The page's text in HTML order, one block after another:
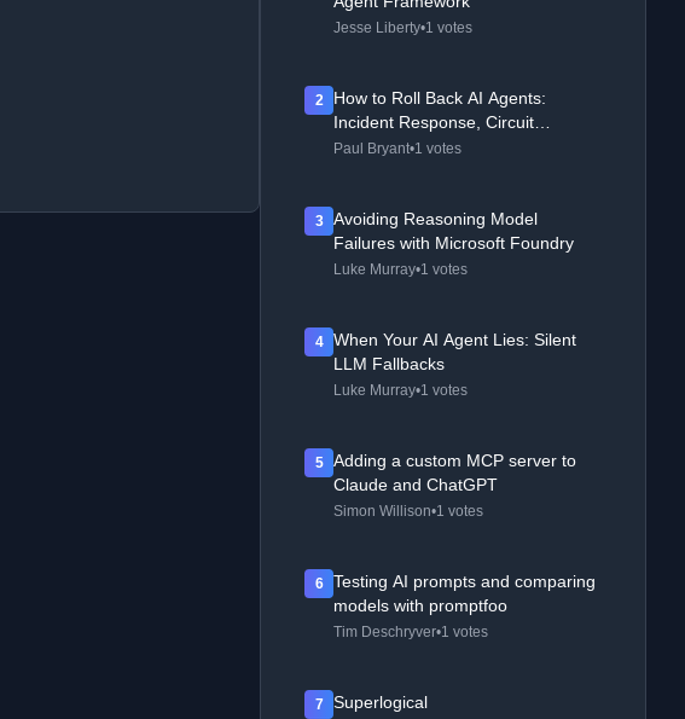
Jesse Liberty•1 votes
2
How to Roll Back AI Agents:
Incident Response, Circuit
Breakers, and Recovery Patterns
Paul Bryant•1 votes
3
Avoiding Reasoning Model
Failures with Microsoft Foundry
Luke Murray•1 votes
4
When Your AI Agent Lies: Silent
LLM Fallbacks
Luke Murray•1 votes
5
Adding a custom MCP server to
Claude and ChatGPT
Simon Willison•1 votes
6
Testing AI prompts and comparing
models with promptfoo
Tim Deschryver•1 votes
7 Superlogical